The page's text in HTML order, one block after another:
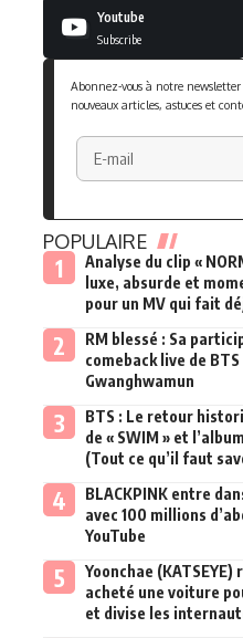
Youtube
Subscribe
Abonnez-vous à notre
nouveaux articles, astuces et
POPULAIRE
Analyse du clip «
luxe, absurde et
pour un MV qui fait
RM blessé : Sa
comeback live de
Gwanghwamun
BTS : Le retour
de « SWIM » et
(Tout ce qu’il faut
BLACKPINK entre
avec 100 millions
YouTube
Yoonchae (KATSEYE)
acheté une voiture
et divise les